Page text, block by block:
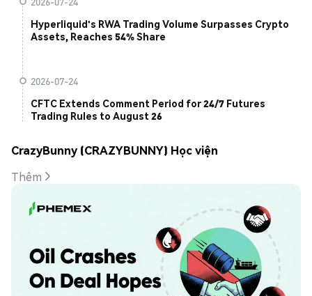
Hyperliquid's RWA Trading Volume Surpasses Crypto
Assets, Reaches 54% Share
2026-07-24
CFTC Extends Comment Period for 24/7 Futures
Trading Rules to August 26
CrazyBunny (CRAZYBUNNY) Học viện
Thêm